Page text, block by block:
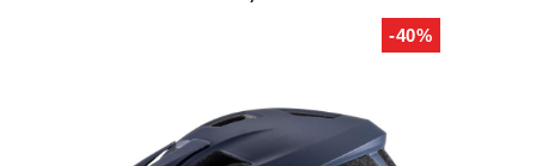
-40%